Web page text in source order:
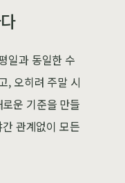
일과 동일한 수
, 오히려 주말 시
운 기준을 만들
관계없이 모든